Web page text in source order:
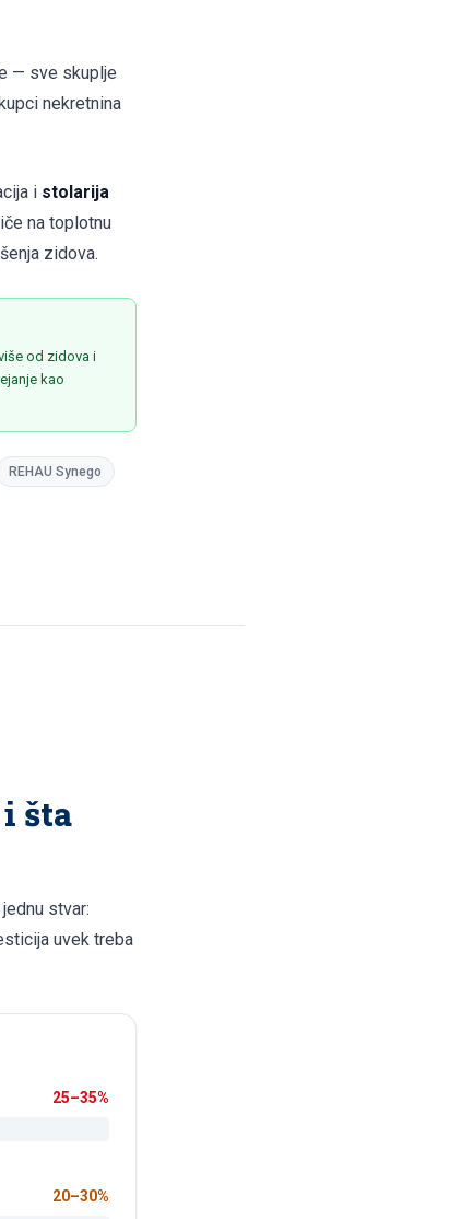
— sve skuplje
nekretnina
i stolarija
na toplotnu
zidova.
od zidova i
kao
REHAU Synego
šta
stvar:
uvek treba
25–35%
20–30%